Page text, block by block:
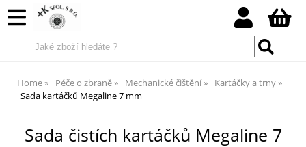
Home Péče o zbraně Mechanické čištění
Kartáčky a trny
Sada kartáčků Megaline 7 mm
Sada čistích kartáčků Megaline 7